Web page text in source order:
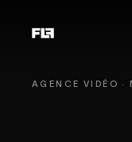
AGENCE VIDÉO ·